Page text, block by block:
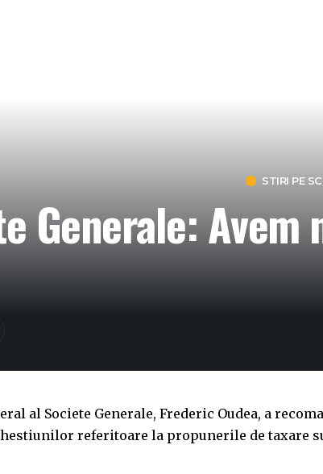
STIRI PE
Generale:
al Societe Generale, Frederic Oudea, a
referitoare la propunerile de taxare